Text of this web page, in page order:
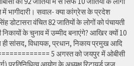
में भागीदारी। सवाल- क्या कांग्रेस के प्रदेश
डोटासरा वंचित 82 जातियों के लोगों को पंचायती
के चुनाव में उम्मीद बनाएंगे? आखिर क्यों 10
ही सांसद, विधायक, प्रधान, निकाय प्रमुख आदि
5 अगस्त को जयपुर में ओबीसी